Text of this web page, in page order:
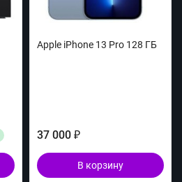
Apple iPhone 13 Pro 128 ГБ
37 000 ₽
В корзину